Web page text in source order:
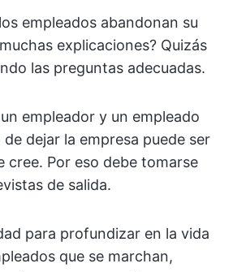
empleados abandonan su
explicaciones? Quizás
las preguntas adecuadas.
empleador y un empleado
dejar la empresa puede ser
cree. Por eso debe tomarse
de salida.
para profundizar en la vida
que se marchan,